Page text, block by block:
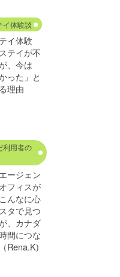
イ体験談
イ体験
テイが不
、今は
った」と
理由
利用者の
ージェン
フィスが
んなに心
タで見つ
、カナダ
間につな
Rena.K)